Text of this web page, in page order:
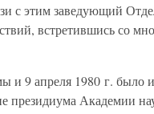
с этим заведующий
встретившись со
и 9 апреля 1980 г. было
президиума Академии